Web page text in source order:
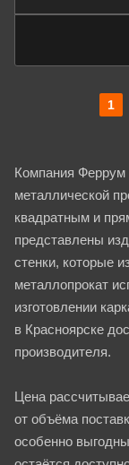
1
Компания Феррум
металлической
квадратным и
представлены
стенки, которые
металлопрокат
изготовлении
в Красноярске
производителя.
Цена
от объёма
особенно